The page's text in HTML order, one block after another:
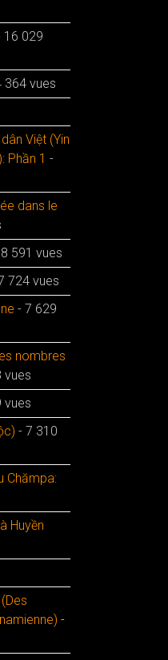
16 029
364 vues
Việt (Yin
Phần 1 -
dans le
591 vues
724 vues
- 7 629
nombres
vues
vues
- 7 310
Chămpa:
Huyền
-